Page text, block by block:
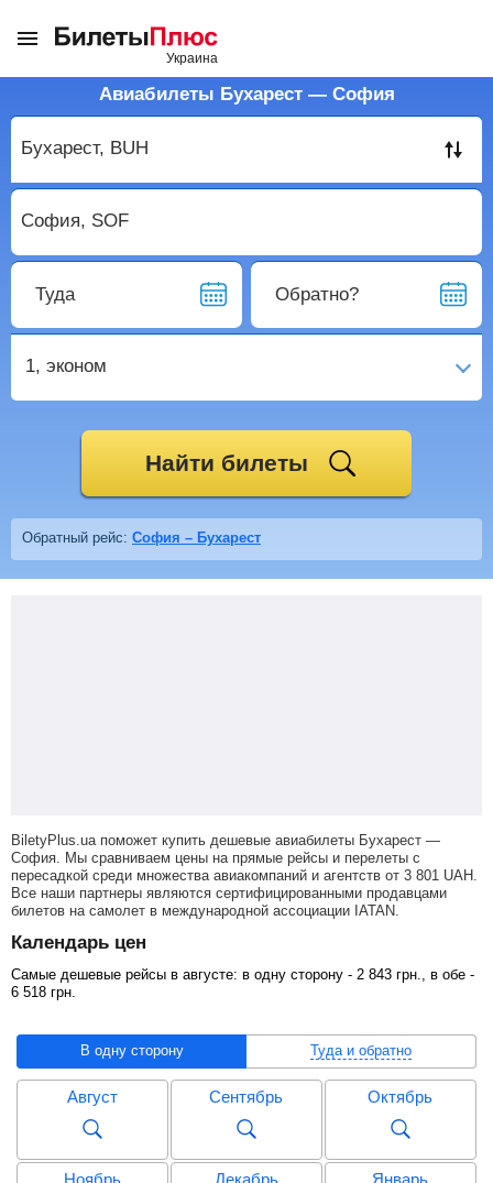
Авиабилеты Бухарест — София
Туда Обратно?
1, эконом
Найти билеты
Обратный рейс: София – Бухарест
BiletyPlus.ua поможет купить дешевые авиабилеты Бухарест —
София. Мы сравниваем цены на прямые рейсы и перелеты с
пересадкой среди множества авиакомпаний и агентств от 3 801 UAH
Все наши партнеры являются сертифицированными продавцами
билетов на самолет в международной ассоциации IATAN.
Календарь цен
Самые дешевые рейсы в августе: в одну сторону - 2 843 грн ., в обе -
6 518 грн
В одну сторону Туда и обратно
Август Сентябрь Октябрь
Ноябрь Декабрь Январь